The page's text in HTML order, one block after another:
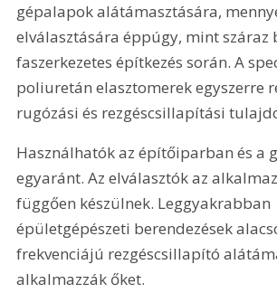
gépalapok alátámasztására,
elválasztására éppúgy, mint
faszerkezetes építkezés során. A
poliuretán elasztomerek egyszerre
rugózási és rezgéscsillapítási
Használhatók az építőiparban és a
egyaránt. Az elválasztók az
függően készülnek. Leggyakrabban
épületgépészeti berendezések
frekvenciájú rezgéscsillapító
alkalmazzák őket.